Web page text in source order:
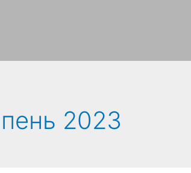
2023